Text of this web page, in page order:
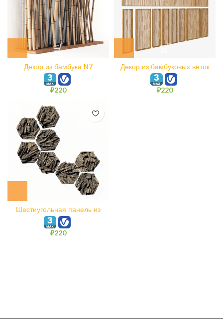
Декор из бамбука N7
₽220
Декор из бамбуковых веток
N19
₽220
Шестиугольная панель из
веточных обломков N6
₽220